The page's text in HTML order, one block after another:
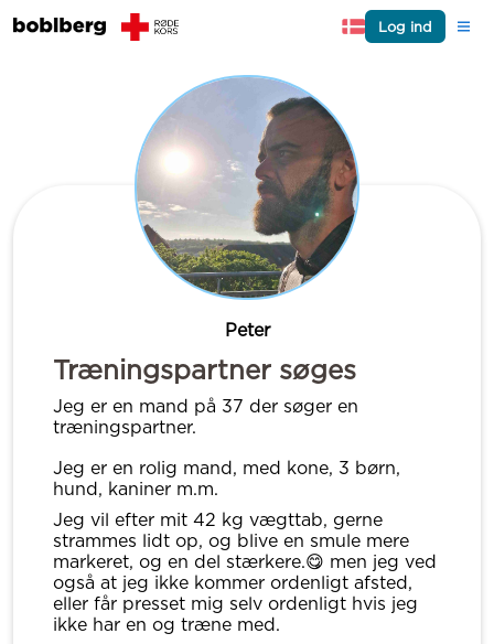
Log ind
Peter
Træningspartner søges
Jeg er en mand på 37 der søger en
træningspartner.
Jeg er en rolig mand, med kone, 3 børn,
hund, kaniner m.m.
Jeg vil efter mit 42 kg vægttab, gerne
strammes lidt op, og blive en smule mere
markeret, og en del stærkere.😋 men jeg ved
også at jeg ikke kommer ordenligt afsted,
eller får presset mig selv ordenligt hvis jeg
ikke har en og træne med.